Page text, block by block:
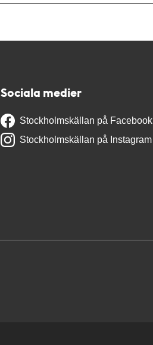
Sociala medier
Stockholmskällan på Facebook
Stockholmskällan på Instagram